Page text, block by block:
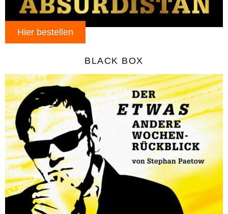
Hier bestellen
BLACK BOX